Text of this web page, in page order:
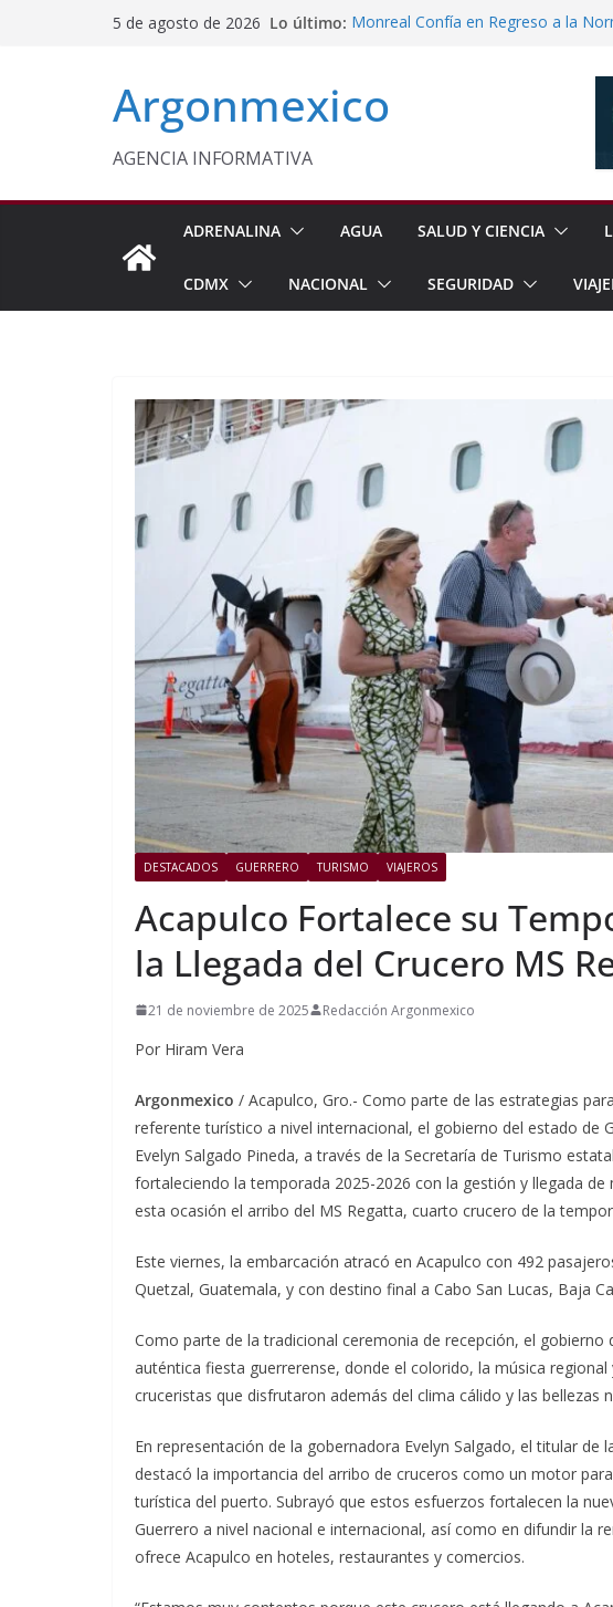
5 de agosto de 2026 Lo último: Monreal Confía en Regreso a la
Lluvias y Ciclones
Fiestas de la Vendimia Esperan 90
Juárez
Argonmexico
AGENCIA INFORMATIVA
ADRENALINA AGUA SALUD Y CIENCIA
CDMX NACIONAL SEGURIDAD
DESTACADOS GUERRERO TURISMO VIAJEROS
Acapulco Fortalece su
la Llegada del Crucero MS
21 de noviembre de 2025 Redacción Argonmexico
Por Hiram Vera
Argonmexico / Acapulco, Gro.- Como parte de las estrategias
referente turístico a nivel internacional, el gobierno del estado de
Evelyn Salgado Pineda, a través de la Secretaría de Turismo
fortaleciendo la temporada 2025-2026 con la gestión y llegada
esta ocasión el arribo del MS Regatta, cuarto crucero de la
Este viernes, la embarcación atracó en Acapulco con 492
Quetzal, Guatemala, y con destino final a Cabo San Lucas, Baja
Como parte de la tradicional ceremonia de recepción, el
auténtica fiesta guerrerense, donde el colorido, la música
cruceristas que disfrutaron además del clima cálido y las bellezas
En representación de la gobernadora Evelyn Salgado, el titular de
destacó la importancia del arribo de cruceros como un motor
turística del puerto. Subrayó que estos esfuerzos fortalecen la
Guerrero a nivel nacional e internacional, así como en difundir la
ofrece Acapulco en hoteles, restaurantes y comercios.